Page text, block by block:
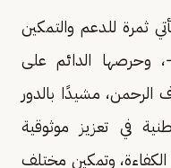
ثمرة للدعم والتمكين
، وحرصها الدائم على
الرحمن، مشيدًا بالدور
في تعزيز موثوقية
الكفاءة، وتمكين مختلف